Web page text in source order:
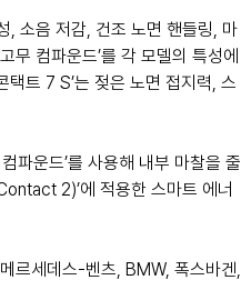
, 소음 저감, 건조 노면 핸들링, 마
무 컴파운드’를 각 모델의 특성에
택트 7 S’는 젖은 노면 접지력, 스
파운드’를 사용해 내부 마찰을 줄
2)’에 적용한 스마트 에너
르세데스-벤츠, BMW, 폭스바겐,